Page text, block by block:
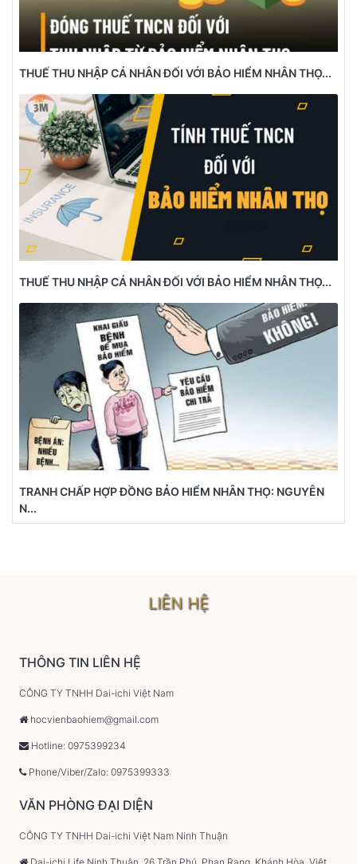
THUẾ THU NHẬP CÁ NHÂN ĐỐI VỚI BẢO HIỂM NHÂN THỌ...
THUẾ THU NHẬP CÁ NHÂN ĐỐI VỚI BẢO HIỂM NHÂN THỌ...
TRANH CHẤP HỢP ĐỒNG BẢO HIỂM NHÂN THỌ: NGUYÊN
N...
LIÊN HỆ
THÔNG TIN LIÊN HỆ
CÔNG TY TNHH Dai-ichi Việt Nam
hocvienbaohiem@gmail.com
Hotline: 0975399234
Phone/Viber/Zalo: 0975399333
VĂN PHÒNG ĐẠI DIỆN
CÔNG TY TNHH Dai-ichi Việt Nam Ninh Thuận